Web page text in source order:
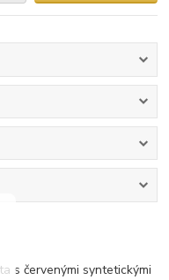
s červenými syntetickými